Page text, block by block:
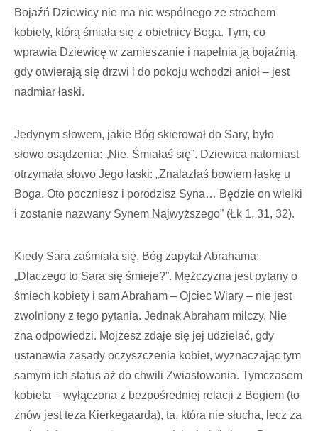
Bojaźń Dziewicy nie ma nic wspólnego ze strachem
kobiety, którą śmiała się z obietnicy Boga. Tym, co
wprawia Dziewicę w zamieszanie i napełnia ją bojaźnią,
gdy otwierają się drzwi i do pokoju wchodzi anioł – jest
nadmiar łaski.
Jedynym słowem, jakie Bóg skierował do Sary, było
słowo osądzenia: „Nie. Śmiałaś się”. Dziewica natomiast
otrzymała słowo Jego łaski: „Znalazłaś bowiem łaskę u
Boga. Oto poczniesz i porodzisz Syna… Będzie on wielki
i zostanie nazwany Synem Najwyższego” (Łk 1, 31, 32).
Kiedy Sara zaśmiała się, Bóg zapytał Abrahama:
„Dlaczego to Sara się śmieje?”. Mężczyzna jest pytany o
śmiech kobiety i sam Abraham – Ojciec Wiary – nie jest
zwolniony z tego pytania. Jednak Abraham milczy. Nie
zna odpowiedzi. Mojżesz zdaje się jej udzielać, gdy
ustanawia zasady oczyszczenia kobiet, wyznaczając tym
samym ich status aż do chwili Zwiastowania. Tymczasem
kobieta – wyłączona z bezpośredniej relacji z Bogiem (to
znów jest teza Kierkegaarda), ta, która nie słucha, lecz za